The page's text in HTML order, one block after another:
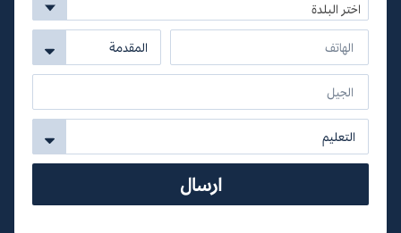
اختر البلدة
ارسال